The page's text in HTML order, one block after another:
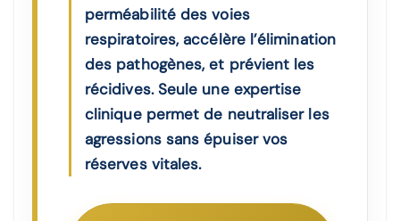
perméabilité des voies
respiratoires, accélère l’élimination
des pathogènes, et prévient les
récidives. Seule une expertise
clinique permet de neutraliser les
agressions sans épuiser vos
réserves vitales.